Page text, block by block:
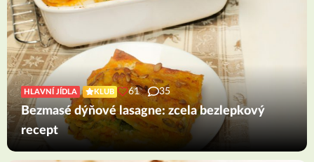
HLAVNÍ JÍDLA KLUB 61 35
Bezmasé dýňové lasagne: zcela bezlepkový
recept